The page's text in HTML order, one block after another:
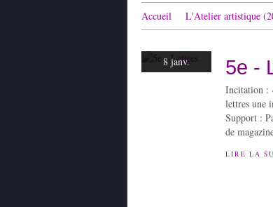
Accueil L'Atelier artistique
8 janv. 5e -
Incitation :
lettres une
Support :
de
LIRE LA